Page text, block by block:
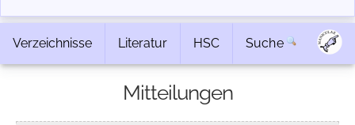
Verzeichnisse Literatur HSC Suche
Mitteilungen